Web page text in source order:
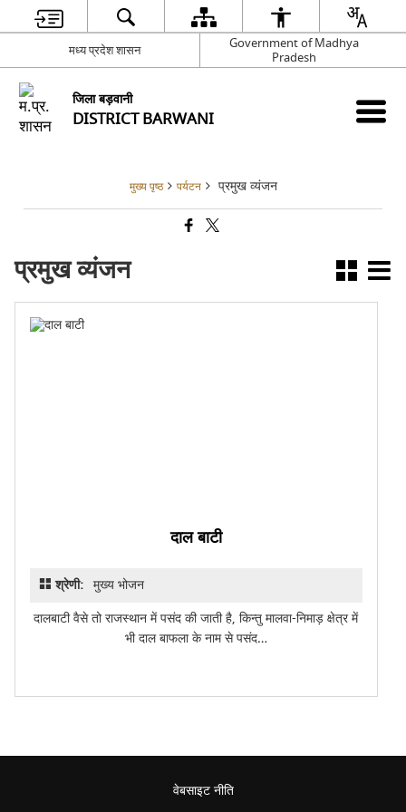
मध्‍य प्रदेश शासन
Government of Madhya
Pradesh
जिला बड़वानी
DISTRICT BARWANI
मुख्य पृष्ठ पर्यटन प्रमुख व्यंजन
प्रमुख व्यंजन
दाल बाटी
श्रेणी: मुख्य भोजन
दालबाटी वैसे तो राजस्थान में पसंद की जाती है, किन्‍तु मालवा-निमाड़ क्षेत्र में
भी दाल बाफला के नाम से पसंद…
वेबसाइट नीति